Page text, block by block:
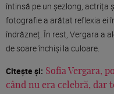
întinsă pe un șezlong, actrița
fotografie a arătat reflexia ei
îndrăzneț. În rest, Vergara a
de soare închiși la culoare.
Citește și: Sofia Vergara,
când nu era celebră, dar